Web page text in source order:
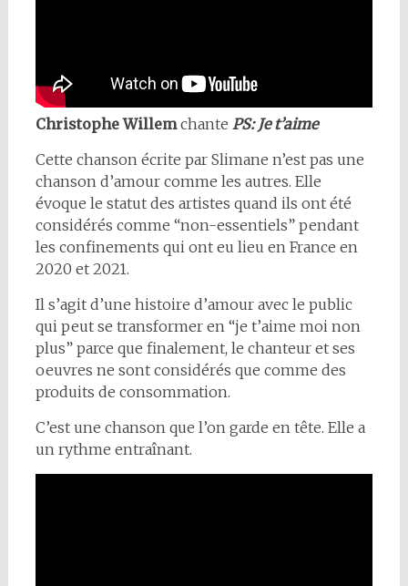
Christophe Willemchante PS: Je t’aime
Cette chanson écrite par Slimane n’est pas une
chanson d’amour comme les autres. Elle
évoque le statut des artistes quand ils ont été
considérés comme “non-essentiels” pendant
les confinements qui ont eu lieu en France en
2020 et 2021.
Il s’agit d’une histoire d’amour avec le public
qui peut se transformer en “je t’aime moi non
plus” parce que finalement, le chanteur et ses
oeuvres ne sont considérés que comme des
produits de consommation.
C’est une chanson que l’on garde en tête. Elle a
un rythme entraînant.